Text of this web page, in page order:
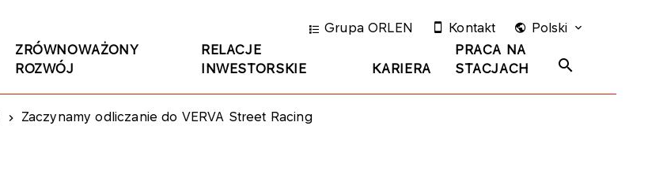
ZRÓWNOWAŻONY
ROZWÓJ
RELACJE
INWESTORSKIE
KARIERA
PRACA NA
STACJACH
Grupa ORLEN Kontakt Polski
Zaczynamy odliczanie do VERVA Street Racing